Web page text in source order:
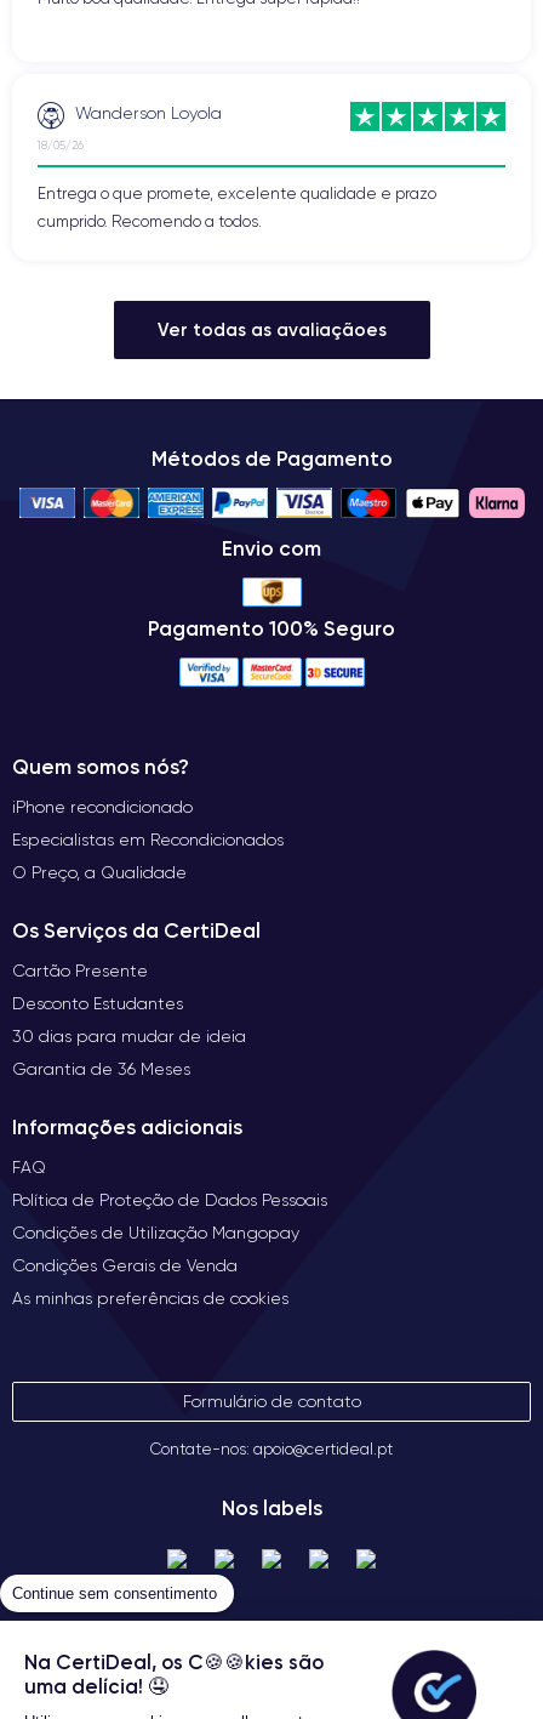
Wanderson Loyola
18/05/26
Entrega o que promete, excelente qualidade e prazo
cumprido. Recomendo a todos.
Ver todas as avaliaçãoes
Métodos de Pagamento
Envio com
Pagamento 100% Seguro
Quem somos nós?
iPhone recondicionado
Especialistas em Recondicionados
O Preço, a Qualidade
Os Serviços da CertiDeal
Cartão Presente
Desconto Estudantes
30 dias para mudar de ideia
Garantia de 36 Meses
Informações adicionais
FAQ
Política de Proteção de Dados Pessoais
Condições de Utilização Mangopay
Condições Gerais de Venda
As minhas preferências de cookies
Formulário de contato
Contate-nos: apoio@certideal.pt
Nos labels
Continue sem consentimento
Na CertiDeal, os C🍪🍪kies são
uma delícia! 🤤